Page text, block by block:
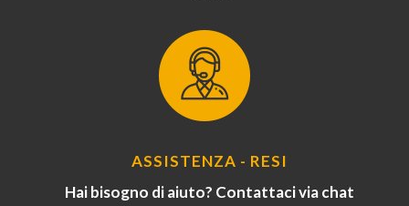
ASSISTENZA - RESI
Hai bisogno di aiuto? Contattaci via chat